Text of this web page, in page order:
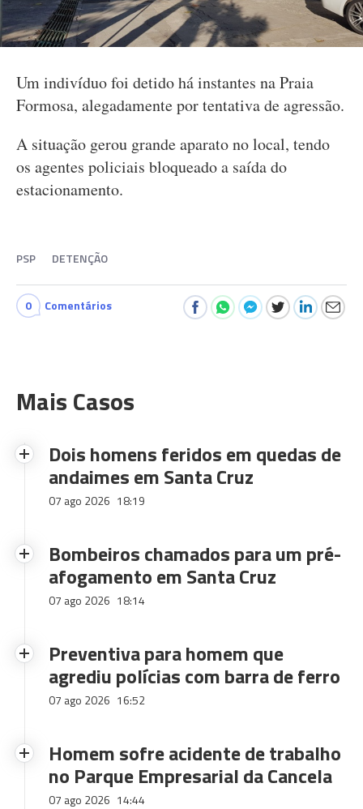
Um indivíduo foi detido há instantes na Praia
Formosa, alegadamente por tentativa de agressão.
A situação gerou grande aparato no local, tendo
os agentes policiais bloqueado a saída do
estacionamento.
PSP DETENÇÃO
0 Comentários
Mais Casos
Dois homens feridos em quedas de
andaimes em Santa Cruz
07 ago 2026 18:19
Bombeiros chamados para um pré-
afogamento em Santa Cruz
07 ago 2026 18:14
Preventiva para homem que
agrediu polícias com barra de ferro
07 ago 2026 16:52
Homem sofre acidente de trabalho
no Parque Empresarial da Cancela
07 ago 2026 14:44